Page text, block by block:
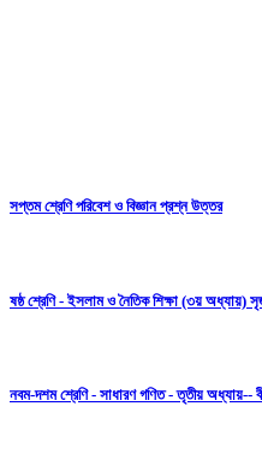
সপ্তম শ্রেণি পরিবেশ ও বিজ্ঞান প্রশ্ন উত্তর
ষষ্ঠ শ্রেণি - ইসলাম ও নৈতিক শিক্ষা (৩য় অধ্যায়)
নবম-দশম শ্রেণি - সাধারণ গণিত - তৃতীয় অধ্যায়--